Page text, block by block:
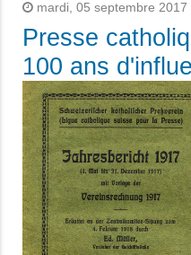
mardi, 05 septembre 2017
Presse
100 ans